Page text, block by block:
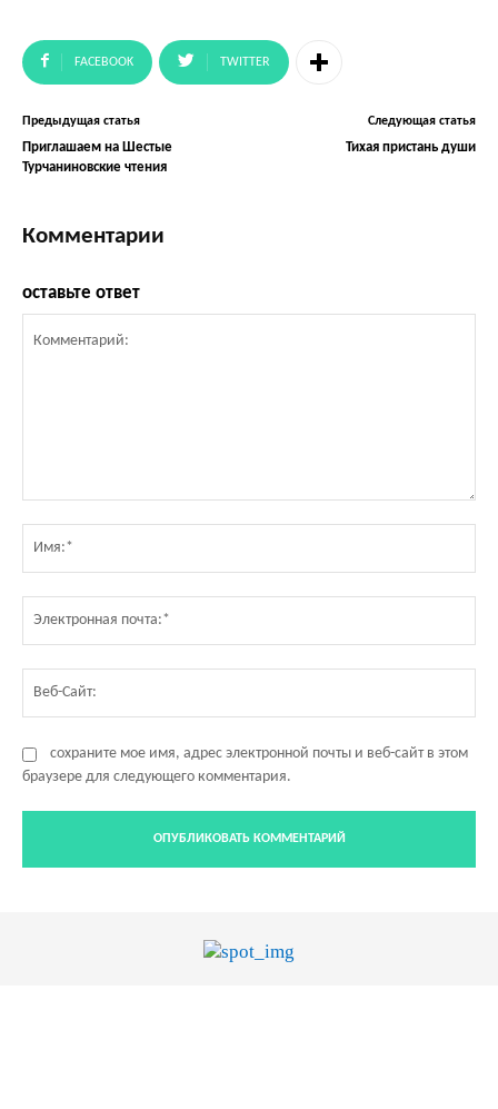
FACEBOOK TWITTER
Предыдущая статья
Приглашаем на Шестые
Турчаниновские чтения
Следующая статья
Тихая пристань души
Комментарии
оставьте ответ
сохраните мое имя, адрес электронной почты и веб-сайт в этом
браузере для следующего комментария.